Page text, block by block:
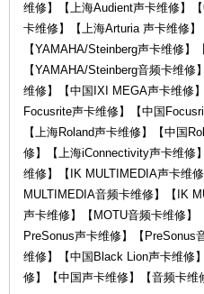
维修】【上海Audient声卡维修】
卡维修】【上海Arturia 声卡维修
【YAMAHA/Steinberg声卡维修
【YAMAHA/Steinberg音频卡维
维修】【中国IXI MEGA声卡维修
Focusrite声卡维修】【中国
【上海Roland声卡维修】【中国
修】【上海iConnectivity声卡维修
维修】【IK MULTIMEDIA声卡维
MULTIMEDIA音频卡维修】【IK
声卡维修】【MOTU音频卡维修】
PreSonus声卡维修】【PreSonus
维修】【中国Black Lion声卡维修
修】【中国声卡维修】【音频卡